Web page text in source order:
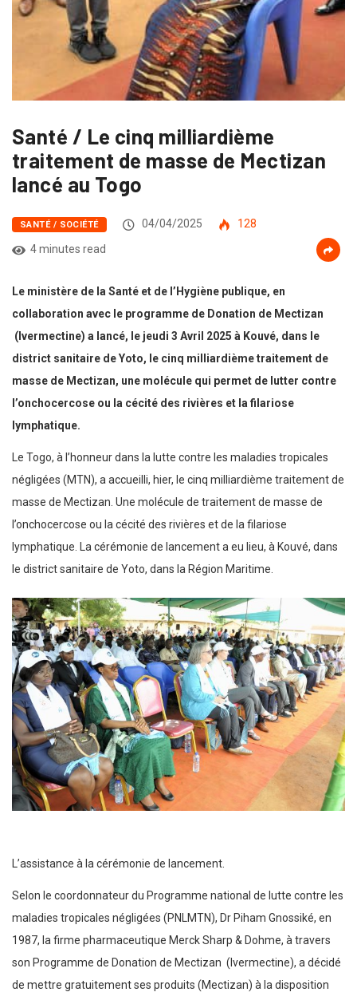
Santé / Le cinq milliardième
traitement de masse de Mectizan
lancé au Togo
SANTÉ / SOCIÉTÉ 04/04/2025
128
4 minutes read
Le ministère de la Santé et de l’Hygiène publique, en
collaboration avec le programme de Donation de Mectizan
(Ivermectine) a lancé, le jeudi 3 Avril 2025 à Kouvé, dans le
district sanitaire de Yoto, le cinq milliardième traitement de
masse de Mectizan, une molécule qui permet de lutter contre
l’onchocercose ou la cécité des rivières et la filariose
lymphatique.
Le Togo, à l’honneur dans la lutte contre les maladies tropicales
négligées (MTN), a accueilli, hier, le cinq milliardième traitement de
masse de Mectizan. Une molécule de traitement de masse de
l’onchocercose ou la cécité des rivières et de la filariose
lymphatique. La cérémonie de lancement a eu lieu, à Kouvé, dans
le district sanitaire de Yoto, dans la Région Maritime.
L’assistance à la cérémonie de lancement.
Selon le coordonnateur du Programme national de lutte contre les
maladies tropicales négligées (PNLMTN), Dr Piham Gnossiké, en
1987, la firme pharmaceutique Merck Sharp & Dohme, à travers
son Programme de Donation de Mectizan (Ivermectine), a décidé
de mettre gratuitement ses produits (Mectizan) à la disposition